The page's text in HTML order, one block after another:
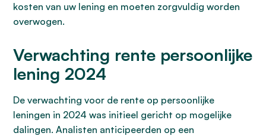
kosten van uw lening en moeten zorgvuldig worden
overwogen.
Verwachting rente persoonlijke
lening 2024
De verwachting voor de rente op persoonlijke
leningen in 2024 was initieel gericht op mogelijke
dalingen. Analisten anticipeerden op een